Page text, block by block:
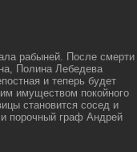
рабыней. После смерти
Полина Лебедева
и теперь будет
имуществом покойного
становится сосед и
порочный граф Андрей